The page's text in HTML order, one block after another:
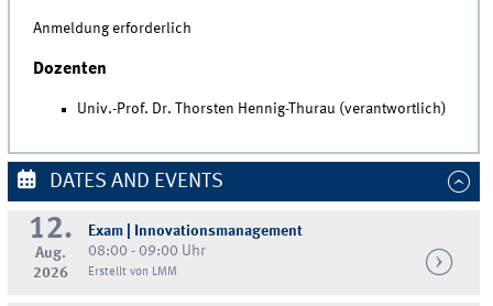
Anmeldung erforderlich
Dozenten
Univ.-Prof. Dr. Thorsten Hennig-Thurau (verantwortlich)
DATES AND EVENTS
12.
Aug.
2026
Exam | Innovationsmanagement
08:00 - 09:00 Uhr
Erstellt von LMM